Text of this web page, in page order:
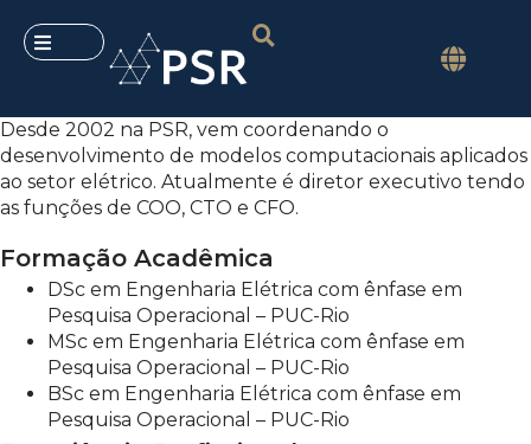
Desde 2002 na PSR, vem coordenando o
desenvolvimento de modelos computacionais aplicados
ao setor elétrico. Atualmente é diretor executivo tendo
as funções de COO, CTO e CFO.
Formação Acadêmica
DSc em Engenharia Elétrica com ênfase em
Pesquisa Operacional – PUC-Rio
MSc em Engenharia Elétrica com ênfase em
Pesquisa Operacional – PUC-Rio
BSc em Engenharia Elétrica com ênfase em
Pesquisa Operacional – PUC-Rio